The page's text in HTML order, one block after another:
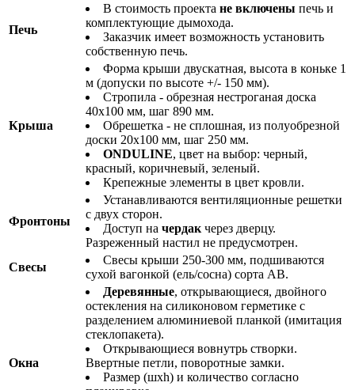
Печь
В стоимость проекта не включены печь и
комплектующие дымохода.
Заказчик имеет возможность установить
собственную печь.
Крыша
Форма крыши двускатная, высота в коньке 1
м (допуски по высоте +/- 150 мм).
Стропила - обрезная нестроганая доска
40х100 мм, шаг 890 мм.
Обрешетка - не сплошная, из полуобрезной
доски 20х100 мм, шаг 250 мм.
ONDULINE, цвет на выбор: черный,
красный, коричневый, зеленый.
Крепежные элементы в цвет кровли.
Фронтоны
Устанавливаются вентиляционные решетки
с двух сторон.
Доступ на чердак через дверцу.
Разреженный настил не предусмотрен.
Свесы
Свесы крыши 250-300 мм, подшиваются
сухой вагонкой (ель/сосна) сорта АВ.
Окна
Деревянные, открывающиеся, двойного
остекления на силиконовом герметике с
разделением алюминиевой планкой (имитация
стеклопакета).
Открывающиеся вовнутрь створки.
Ввертные петли, поворотные замки.
Размер (шхh) и количество согласно